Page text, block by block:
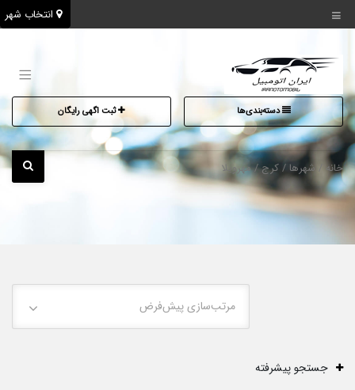
دسته‌بندی‌ها ثبت اگهی رایگان
خانه / شهرها / کرج/ مهرویلا
مرتب‌سازی پیش‌فرض
جستجو پیشرفته